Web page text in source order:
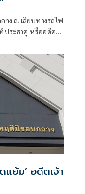
ง ถ. เลียบทางรถไฟ
ประธาตุ หรืออดีต
,น.ส.ภูธิณี กิวพิทักษ์
รรค์ 4
ย้ม’ อดีตเจ้า